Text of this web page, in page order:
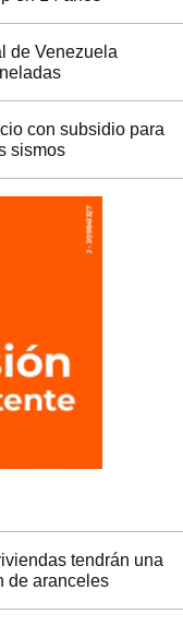
de Venezuela
con subsidio para
sismos
tendrán una
de aranceles